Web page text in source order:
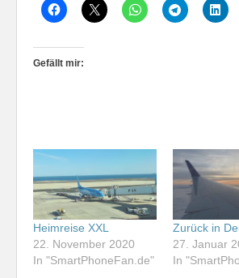
Gefällt mir:
Heimreise XXL
22. November 2020
In "SmartPhoneFan.de"
Zurück in
27. Januar
In